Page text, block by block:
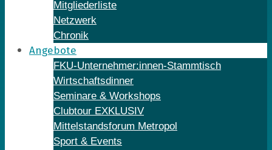
Mitgliederliste
Netzwerk
Chronik
Angebote
FKU-Unternehmer:innen-Stammtisch
Wirtschaftsdinner
Seminare & Workshops
Clubtour EXKLUSIV
Mittelstandsforum Metropol
Sport & Events